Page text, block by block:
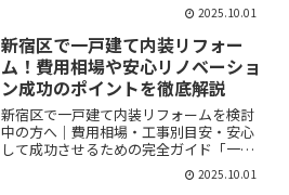
建てのトイレをもっとおしゃれにしたい
けれど、何から始めたらいいの？」「費
用やデザイン、工事の流れが分からず不
安…」と感じていませんか...
2025.10.01
新宿区で一戸建て内装リフォー
ム！費用相場や安心リノベーショ
ン成功のポイントを徹底解説
新宿区で一戸建て内装リフォームを検討
中の方へ｜費用相場・工事別目安・安心
して成功させるための完全ガイド「一戸
建ての内装をリフォームしたいけど、費
用はどれくらいかかるの？」「間取りの
2025.10.01